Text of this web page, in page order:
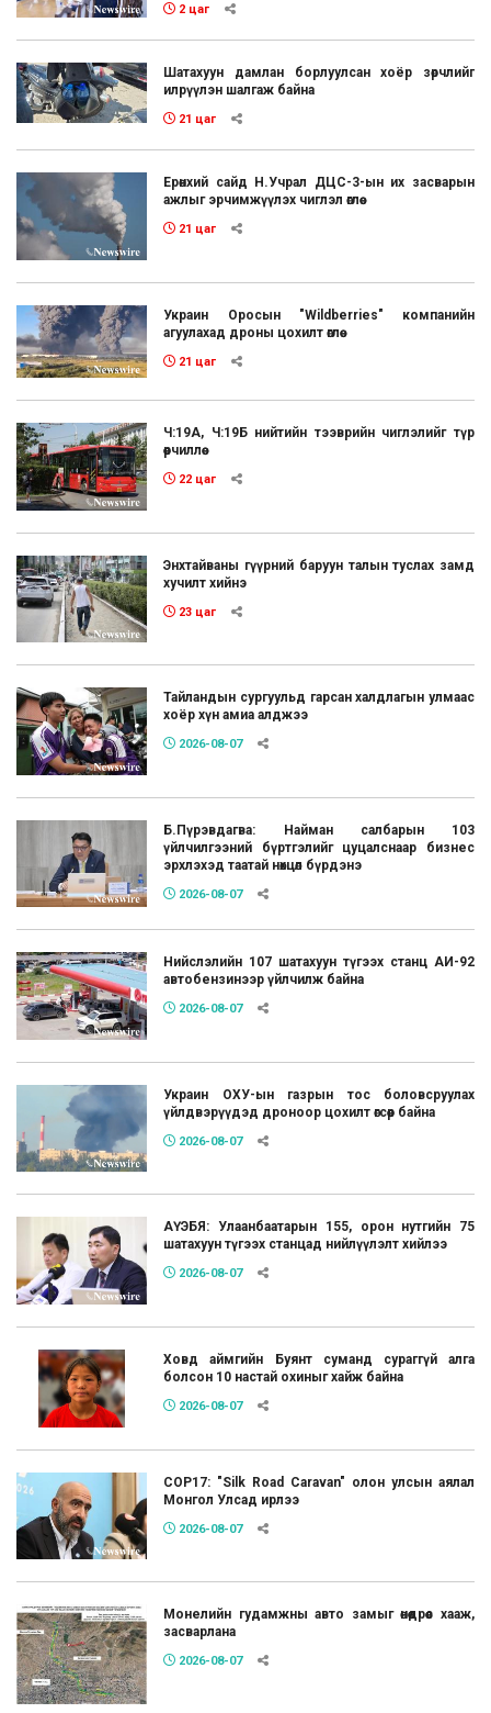
2 цаг
Шатахуун дамлан борлуулсан хоёр зөрчлийг
илрүүлэн шалгаж байна
21 цаг
Ерөнхий сайд Н.Учрал ДЦС-3-ын их засварын
ажлыг эрчимжүүлэх чиглэл өглөө
21 цаг
Украин Оросын "Wildberries" компанийн
агуулахад дроны цохилт өглөө
21 цаг
Ч:19А, Ч:19Б нийтийн тээврийн чиглэлийг түр
өөрчиллөө
22 цаг
Энхтайваны гүүрний баруун талын туслах замд
хучилт хийнэ
23 цаг
Тайландын сургуульд гарсан халдлагын улмаас
хоёр хүн амиа алджээ
2026-08-07
Б.Пүрэвдагва: Найман салбарын 103
үйлчилгээний бүртгэлийг цуцалснаар бизнес
эрхлэхэд таатай нөхцөл бүрдэнэ
2026-08-07
Нийслэлийн 107 шатахуун түгээх станц АИ-92
автобензинээр үйлчилж байна
2026-08-07
Украин ОХУ-ын газрын тос боловсруулах
үйлдвэрүүдэд дроноор цохилт өгсөөр байна
2026-08-07
АҮЭБЯ: Улаанбаатарын 155, орон нутгийн 75
шатахуун түгээх станцад нийлүүлэлт хийлээ
2026-08-07
Ховд аймгийн Буянт суманд сураггүй алга
болсон 10 настай охиныг хайж байна
2026-08-07
COP17: "Silk Road Caravan" олон улсын аялал
Монгол Улсад ирлээ
2026-08-07
Монелийн гудамжны авто замыг өнөөдрөөс хааж,
засварлана
2026-08-07